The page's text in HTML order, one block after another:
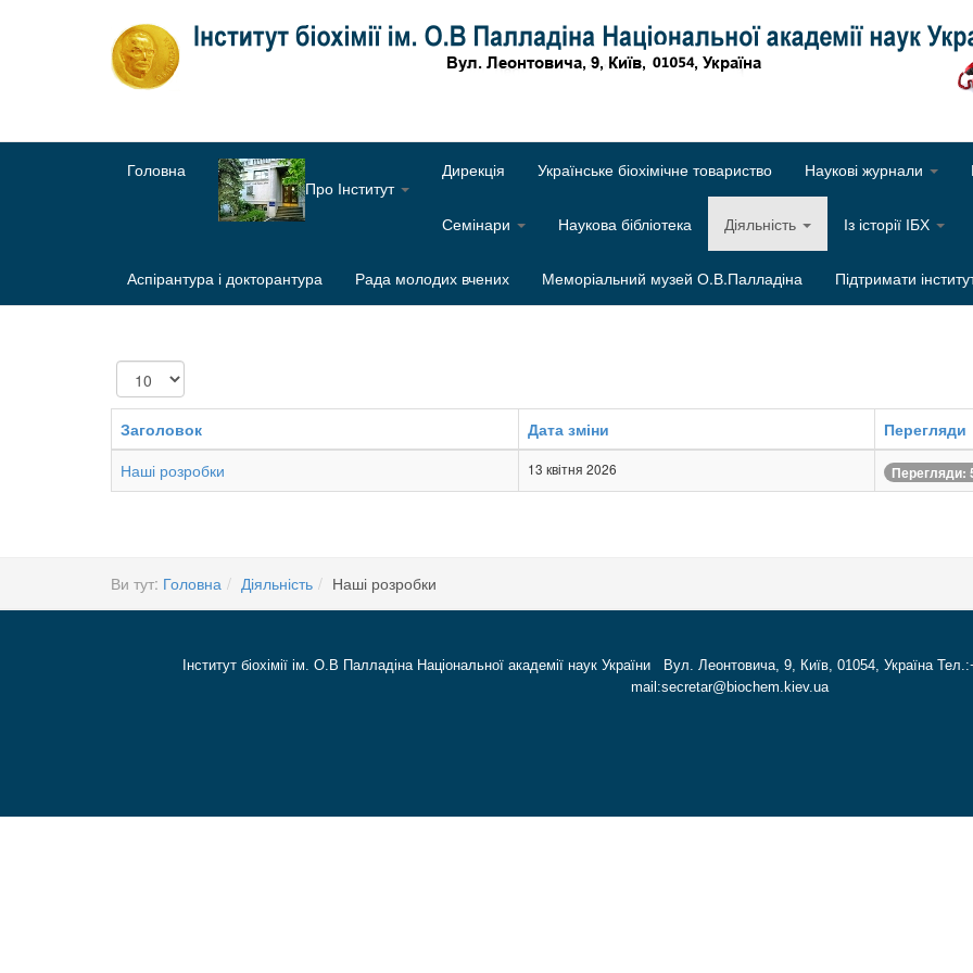
Головна
Про Інститут
Дирекція Українське біохімічне товариство Наукові журнали
Семінари Наукова бібліотека Діяльність Із історії ІБХ
Аспірантура і докторантура Рада молодих вчених Меморіальний музей О.В.Палладіна Підтримати
Показувати
Заголовок Дата зміни
Перегляди
Наші розробки
13 квітня 2026 Перегляди:
Ви тут: Головна Діяльність Наші розробки
Інститут біохімії ім. О.В Палладіна Національної академії наук України Вул. Леонтовича, 9, Київ, 01054, Україна
mail:secretar@biochem.kiev.ua